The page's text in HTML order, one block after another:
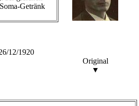
Getränk
12/1920
Original
▼